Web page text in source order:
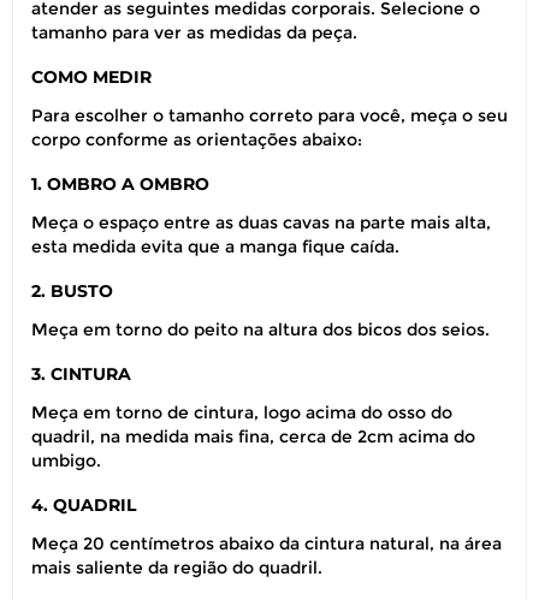
atender as seguintes medidas corporais. Selecione o
tamanho para ver as medidas da peça.
COMO MEDIR
Para escolher o tamanho correto para você, meça o seu
corpo conforme as orientações abaixo:
1. OMBRO A OMBRO
Meça o espaço entre as duas cavas na parte mais alta,
esta medida evita que a manga fique caída.
2. BUSTO
Meça em torno do peito na altura dos bicos dos seios.
3. CINTURA
Meça em torno de cintura, logo acima do osso do
quadril, na medida mais fina, cerca de 2cm acima do
umbigo.
4. QUADRIL
Meça 20 centímetros abaixo da cintura natural, na área
mais saliente da região do quadril.